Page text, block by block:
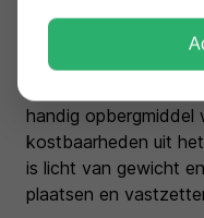
handig opbergmiddel
kostbaarheden uit
is licht van gewicht
plaatsen en